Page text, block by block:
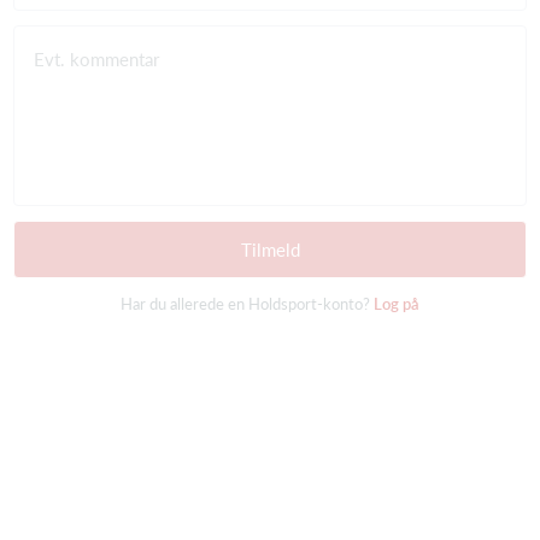
Evt. kommentar
Tilmeld
Har du allerede en Holdsport-konto? Log på